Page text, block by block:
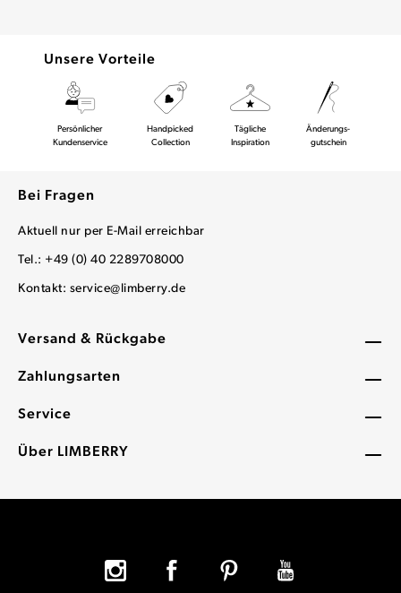
Versand & Rückgabe
Zahlungsarten
Service
Über LIMBERRY
Unsere Vorteile
Persönlicher
Kundenservice
Handpicked
Collection
Tägliche
Inspiration
Änderungs-
gutschein
Bei Fragen
Aktuell nur per E-Mail erreichbar
Tel.: +49 (0) 40 2289708000
Kontakt: service@limberry.de